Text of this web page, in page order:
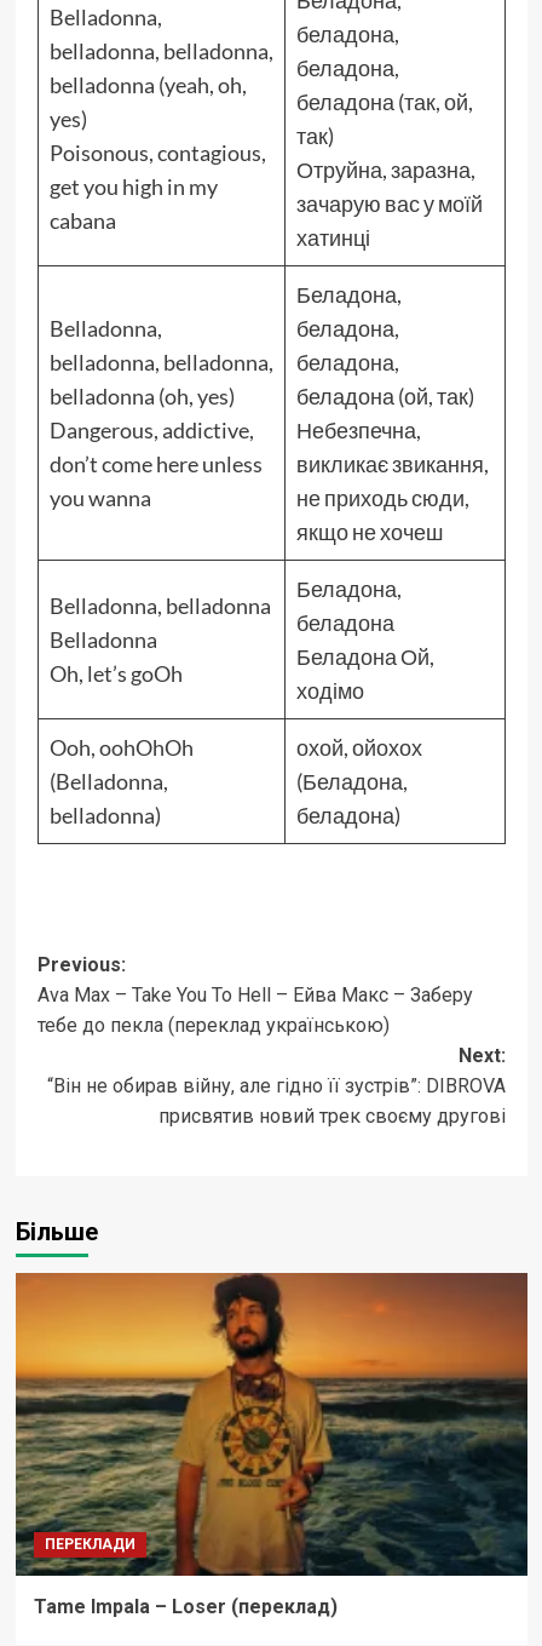
Belladonna,
belladonna, belladonna,
belladonna (yeah, oh,
yes)
Poisonous, contagious,
get you high in my
cabana
беладона,
беладона,
беладона (так, ой,
так)
Отруйна, заразна,
зачарую вас у моїй
хатинці
Belladonna,
belladonna, belladonna,
belladonna (oh, yes)
Dangerous, addictive,
don’t come here unless
you wanna
Беладона,
беладона,
беладона,
беладона (ой, так)
Небезпечна,
викликає звикання,
не приходь сюди,
якщо не хочеш
Belladonna, belladonna
Belladonna
Oh, let’s goOh
Беладона,
беладона
Беладона Ой,
ходімо
Ooh, oohOhOh
(Belladonna,
belladonna)
охой, ойохох
(Беладона,
беладона)
Post
navigation
Previous:
Ava Max – Take You To Hell – Ейва Макс – Заберу
тебе до пекла (переклад українською)
Next:
“Він не обирав війну, але гідно її зустрів”: DIBROVA
присвятив новий трек своєму другові
Більше
ПЕРЕКЛАДИ
Tame Impala – Loser (переклад)